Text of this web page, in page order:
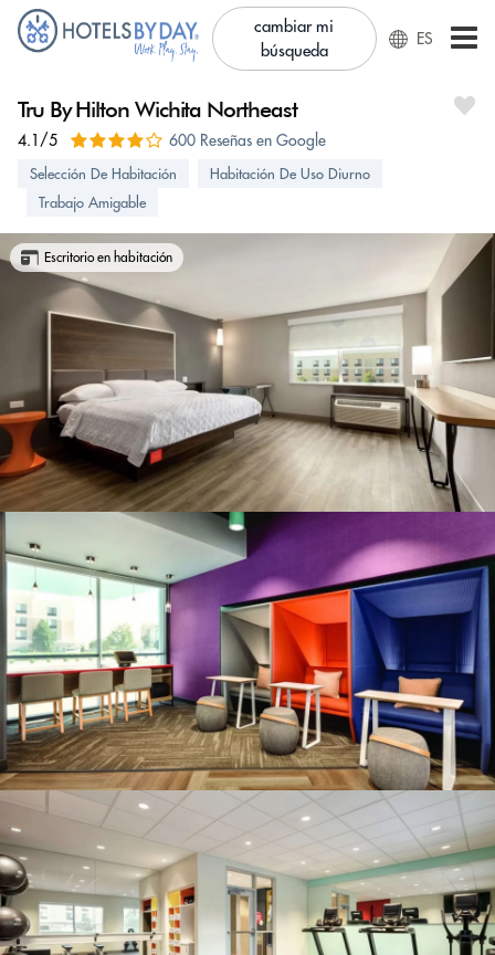
cambiar mi
búsqueda
ES
Tru By Hilton Wichita Northeast
4.1/5 600 Reseñas en Google
Selección De Habitación
Habitación De Uso Diurno
Trabajo Amigable
Escritorio en habitación